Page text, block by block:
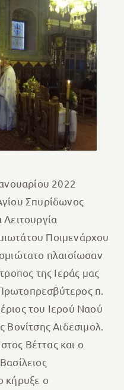
2022
Σπυρίδωνος
Λειτουργία
Ποιμενάρχου
πλαισίωσαν
της Ιεράς μας
π.
του Ιερού Ναού
Βονίτσης Αιδεσιμολ.
Βέττας και ο
κήρυξε ο